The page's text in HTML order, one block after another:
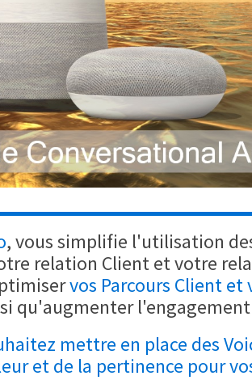
, vous simplifie l'utilisation
relation Client et votre
vos Parcours Client et
qu'augmenter
mettre en place des
et de la pertinence pour